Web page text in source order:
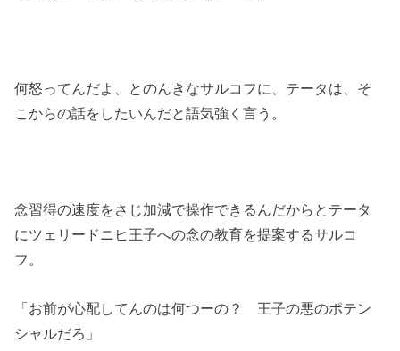
何怒ってんだよ、とのんきなサルコフに、テータは、そ
こからの話をしたいんだと語気強く言う。
念習得の速度をさじ加減で操作できるんだからとテータ
にツェリードニヒ王子への念の教育を提案するサルコ
フ。
「お前が心配してんのは何つーの？ 王子の悪のポテン
シャルだろ」